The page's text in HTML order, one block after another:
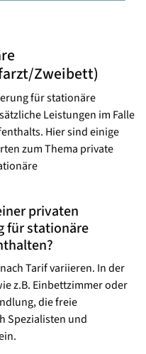
Zweibett)
für stationäre
Leistungen im Falle
Hier sind einige
zum Thema private
privaten
für stationäre
Tarif variieren. In der
z.B. Einbettzimmer oder
die freie
Spezialisten und